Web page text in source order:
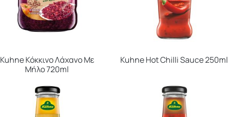
Kuhne Κόκκινο Λάχανο Με
Μήλο 720ml
Kuhne Hot Chilli Sauce 250ml